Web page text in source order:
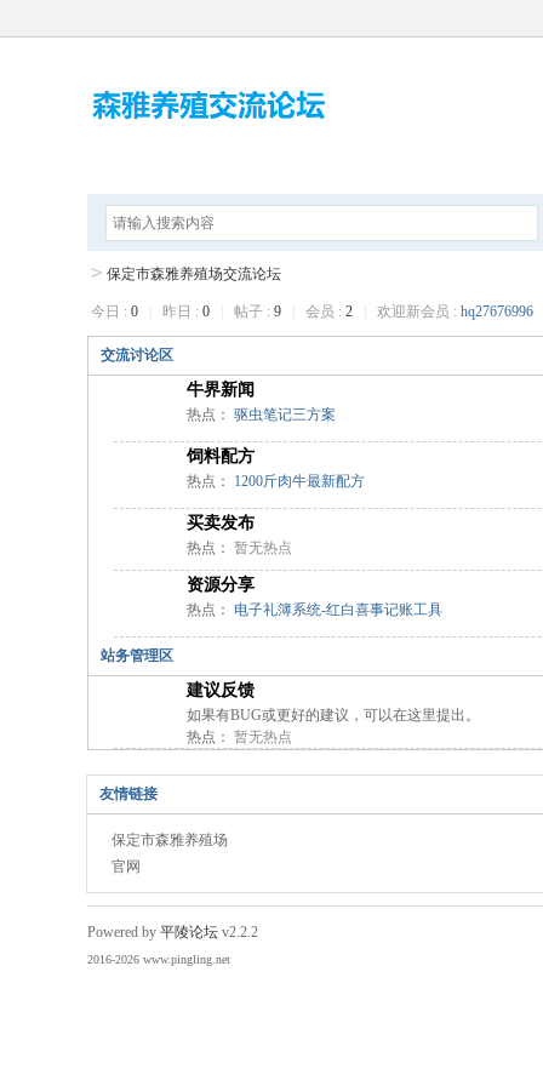
> 保定市森雅养殖场交流论坛
今日 : | 昨日 : |帖子 : | 会员 : |欢迎新会员 :hq27676996
交流讨论区
牛界新闻
热点： 驱虫笔记三方案
饲料配方
热点： 1200斤肉牛最新配方
买卖发布
热点： 暂无热点
资源分享
热点： 电子礼簿系统-红白喜事记账工具
站务管理区
建议反馈
如果有BUG或更好的建议，可以在这里提出。
热点： 暂无热点
友情链接
保定市森雅养殖场
官网
Powered by 平陵论坛 v2.2.2
2016-2026 www.pingling.net